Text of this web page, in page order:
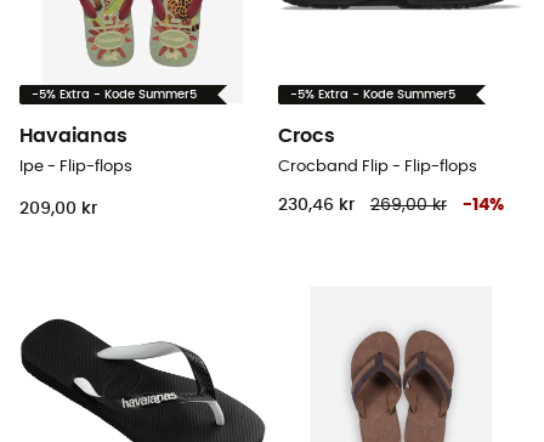
-5% Extra - Kode Summer5
Havaianas
Ipe - Flip-flops
209,00 kr
-5% Extra - Kode Summer5
Crocs
Crocband Flip - Flip-flops
230,46 kr 269,00 kr -14%